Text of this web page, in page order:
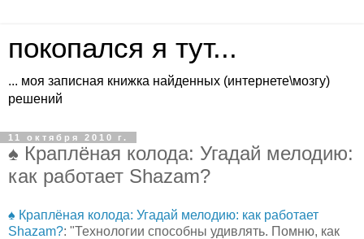
покопался я тут...
... моя записная книжка найденных (интернете\мозгу)
решений
11 октября 2010 г.
♠ Краплёная колода: Угадай мелодию:
как работает Shazam?
♠ Краплёная колода: Угадай мелодию: как работает
Shazam?: "Технологии способны удивлять. Помню, как